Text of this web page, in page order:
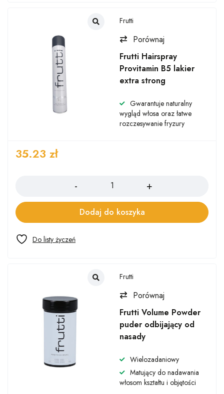
Frutti
Porównaj
Frutti Hairspray
Provitamin B5 lakier
extra strong
Gwarantuje naturalny
wygląd włosa oraz łatwe
rozczesywanie fryzury
35.23 zł
Dodaj do koszyka
Frutti
Porównaj
Frutti Volume Powder
puder odbijający od
nasady
Wielozadaniowy
Matujący do nadawania
włosom kształtu i objętości